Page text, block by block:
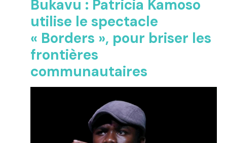
Bukavu : Patricia Kamoso
utilise le spectacle
« Borders », pour briser les
frontières
communautaires